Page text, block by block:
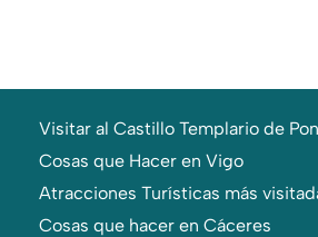
Visitar al Castillo Templario de
Cosas que Hacer en Vigo
Atracciones Turísticas más
Cosas que hacer en Cáceres